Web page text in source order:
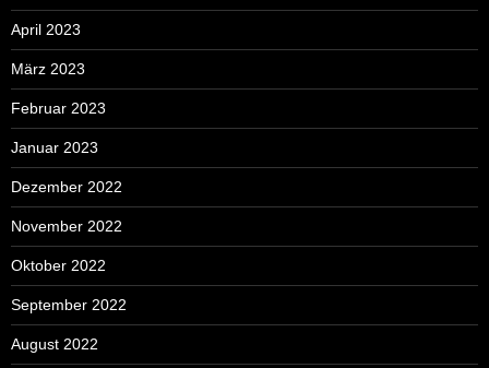
April 2023
März 2023
Februar 2023
Januar 2023
Dezember 2022
November 2022
Oktober 2022
September 2022
August 2022